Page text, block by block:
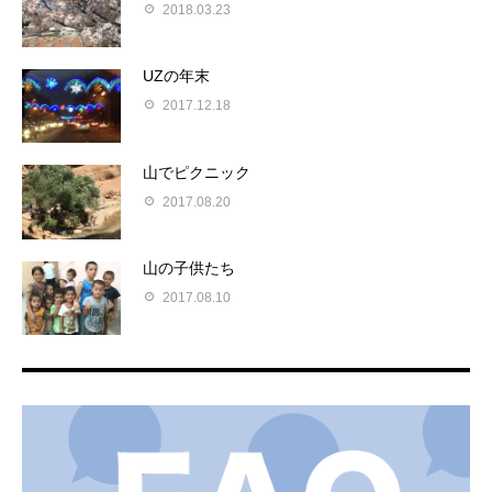
2018.03.23
UZの年末
2017.12.18
山でピクニック
2017.08.20
山の子供たち
2017.08.10